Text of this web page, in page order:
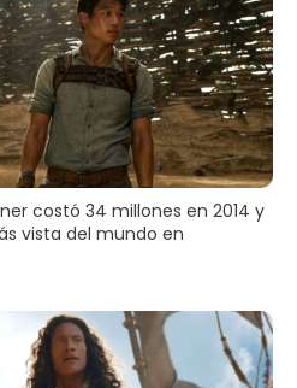
costó 34 millones en 2014 y
vista del mundo en